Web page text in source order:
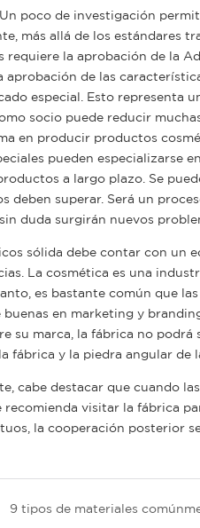
poco de investigación
más allá de los estándares
requiere la aprobación de la
de las
especial. Esto representa
socio puede reducir
en producir productos
pueden especializarse
a largo plazo. Se
deben superar. Será un
duda surgirán nuevos
sólida debe contar con un
La cosmética es una
es bastante común que
en marketing y
su marca, la fábrica no podrá
fábrica y la piedra angular de
cabe destacar que cuando
recomienda visitar la fábrica
la cooperación posterior